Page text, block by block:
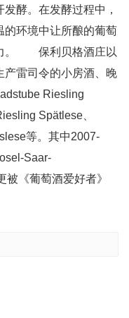
酵。在发酵过程中，
的环境中让所酿的葡萄
力。 保利贝格酒庄以
产雷司令的小房酒、晚
Riesling
Spätlese、
等。其中2007-
Saar-
《葡萄酒爱好者》